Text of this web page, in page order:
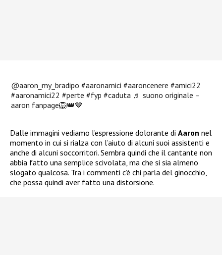
@aaron_my_bradipo #aaronamici #aaroncenere #amici22
#aaronamici22 #perte #fyp #caduta ♬ suono originale –
aaron fanpage🦁👑🤎
Dalle immagini vediamo l’espressione dolorante di Aaron nel
momento in cui si rialza con l’aiuto di alcuni suoi assistenti e
anche di alcuni soccorritori. Sembra quindi che il cantante non
abbia fatto una semplice scivolata, ma che si sia almeno
slogato qualcosa. Tra i commenti c’è chi parla del ginocchio,
che possa quindi aver fatto una distorsione.